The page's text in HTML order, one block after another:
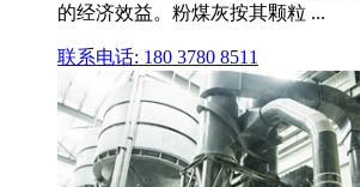
的经济效益。粉煤灰按其颗粒 ...
联系电话: 180 3780 8511